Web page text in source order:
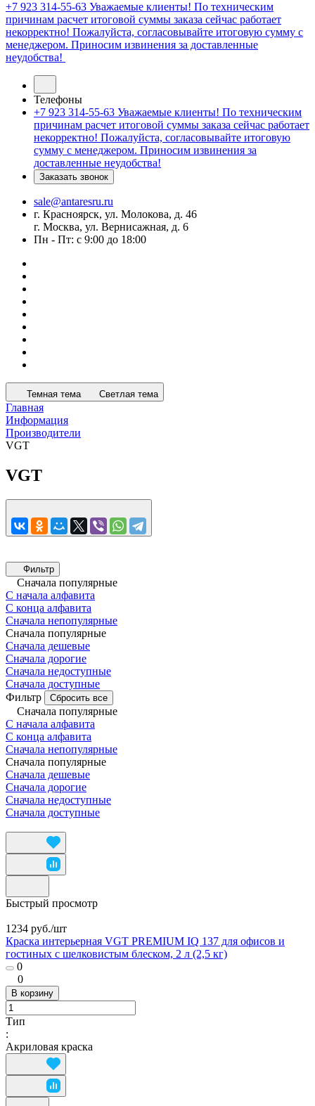
+7 923 314-55-63 Уважаемые клиенты! По техническим
причинам расчет итоговой суммы заказа сейчас работает
некорректно! Пожалуйста, согласовывайте итоговую сумму с
менеджером. Приносим извинения за доставленные
неудобства!
Телефоны
+7 923 314-55-63 Уважаемые клиенты! По техническим
причинам расчет итоговой суммы заказа сейчас работает
некорректно! Пожалуйста, согласовывайте итоговую
сумму с менеджером. Приносим извинения за
доставленные неудобства!
Заказать звонок
sale@antaresru.ru
г. Красноярск, ул. Молокова, д. 46
г. Москва, ул. Вернисажная, д. 6
Пн - Пт: с 9:00 до 18:00
Темная тема Светлая тема
Главная
Информация
Производители
VGT
VGT
Фильтр
Сначала популярные
С начала алфавита
С конца алфавита
Сначала непопулярные
Сначала популярные
Сначала дешевые
Сначала дорогие
Сначала недоступные
Сначала доступные
Фильтр
Сбросить все
Сначала популярные
С начала алфавита
С конца алфавита
Сначала непопулярные
Сначала популярные
Сначала дешевые
Сначала дорогие
Сначала недоступные
Сначала доступные
Быстрый просмотр
1234 руб./шт
Краска интерьерная VGT PREMIUM IQ 137 для офисов и
гостиных с шелковистым блеском, 2 л (2,5 кг)
0
0
В корзину
Тип
:
Акриловая краска